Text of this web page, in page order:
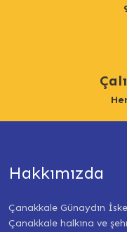
Hakkımızda
Çanakkale Günaydın
Çanakkale halkına ve